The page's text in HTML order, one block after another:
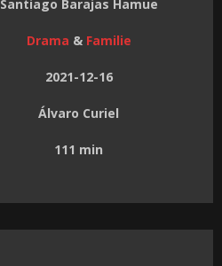
Santiago Barajas Hamue
Drama & Familie
2021-12-16
Álvaro Curiel
111 min